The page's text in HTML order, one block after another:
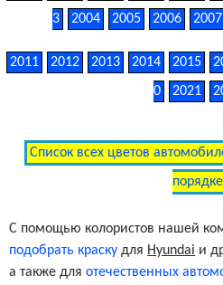
3
2004 2005 2006 2007
2011 2012 2013 2014 2015
0
2021
Список всех цветов
порядке
С помощью колористов нашей
подобрать краску для Hyundai и
а также дляотечественных